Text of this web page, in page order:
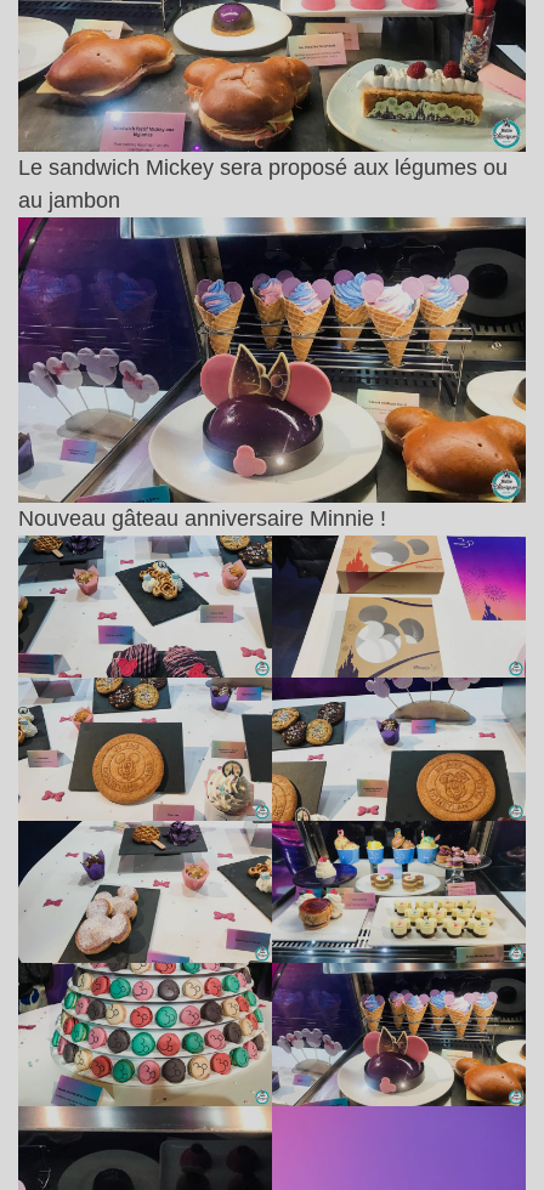
Le sandwich Mickey sera proposé aux légumes ou
au jambon
Nouveau gâteau anniversaire Minnie !